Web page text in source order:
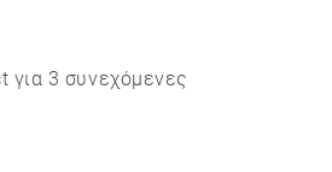
3 συνεχόμενες